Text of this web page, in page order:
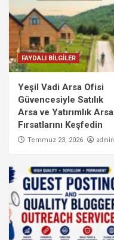
FAYDALI BİLGİLER
Yeşil Vadi Arsa Ofisi
Güvencesiyle Satılık
Arsa ve Yatırımlık Arsa
Fırsatlarını Keşfedin
Temmuz 23, 2026 admin